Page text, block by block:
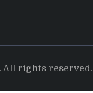
All rights reserved.